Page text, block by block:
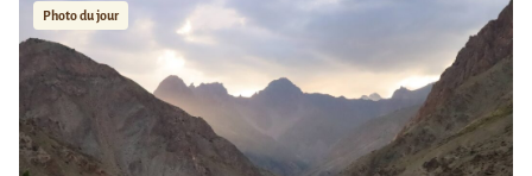
Photo du jour